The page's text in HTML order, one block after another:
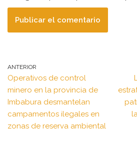
ANTERIOR
Operativos de control
minero en la provincia de
Imbabura desmantelan
campamentos ilegales en
zonas de reserva ambiental